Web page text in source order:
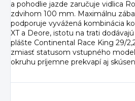
a pohodlie jazde zaručuje vidlica
zdvihom 100 mm. Maximálnu
podporuje vyvážená kombinácia
XT a Deore, istotu na trati
plášte Continental Race King 29/
zmiasť statusom vstupného
okruhu príjemne prekvapí aj